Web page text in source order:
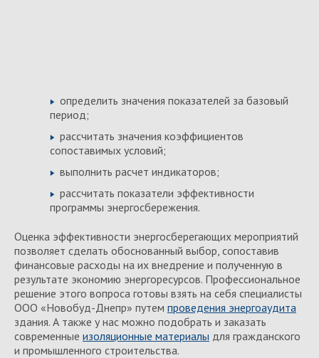
определить значения показателей за базовый
период;
рассчитать значения коэффициентов
сопоставимых условий;
выполнить расчет индикаторов;
рассчитать показатели эффективности
программы энергосбережения.
Оценка эффективности энергосберегающих мероприятий
позволяет сделать обоснованный выбор, сопоставив
финансовые расходы на их внедрение и полученную в
результате экономию энергоресурсов. Профессиональное
решение этого вопроса готовы взять на себя специалисты
ООО «Новобуд-Днепр» путем проведения энергоаудита
здания. А также у нас можно подобрать и заказать
современные изоляционные материалы для гражданского
и промышленного строительства.